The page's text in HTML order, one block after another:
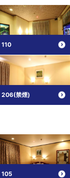
110
206(禁煙)
105